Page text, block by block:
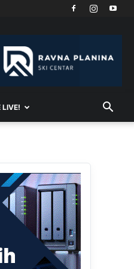
LIVE!
po nalogu
građana
u BiH
bilo koje vrste
65 godina
pristup